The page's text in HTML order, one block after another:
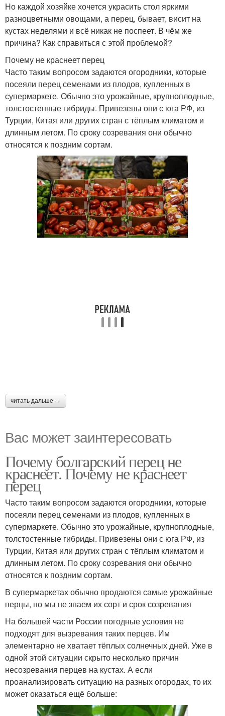
Но каждой хозяйке хочется украсить стол яркими
разноцветными овощами, а перец, бывает, висит на
кустах неделями и всё никак не поспеет. В чём же
причина? Как справиться с этой проблемой?
Почему не краснеет перец
Часто таким вопросом задаются огородники, которые
посеяли перец семенами из плодов, купленных в
супермаркете. Обычно это урожайные, крупноплодные,
толстостенные гибриды. Привезены они с юга РФ, из
Турции, Китая или других стран с тёплым климатом и
длинным летом. По сроку созревания они обычно
относятся к поздним сортам.
читать дальше →
Вас может заинтересовать
Почему болгарский перец не
краснеет. Почему не краснеет
перец
Часто таким вопросом задаются огородники, которые
посеяли перец семенами из плодов, купленных в
супермаркете. Обычно это урожайные, крупноплодные,
толстостенные гибриды. Привезены они с юга РФ, из
Турции, Китая или других стран с тёплым климатом и
длинным летом. По сроку созревания они обычно
относятся к поздним сортам.
В супермаркетах обычно продаются самые урожайные
перцы, но мы не знаем их сорт и срок созревания
На большей части России погодные условия не
подходят для вызревания таких перцев. Им
элементарно не хватает тёплых солнечных дней. Уже в
одной этой ситуации скрыто несколько причин
несозревания перцев на кустах. А если
проанализировать ситуацию на разных огородах, то их
может оказаться ещё больше: